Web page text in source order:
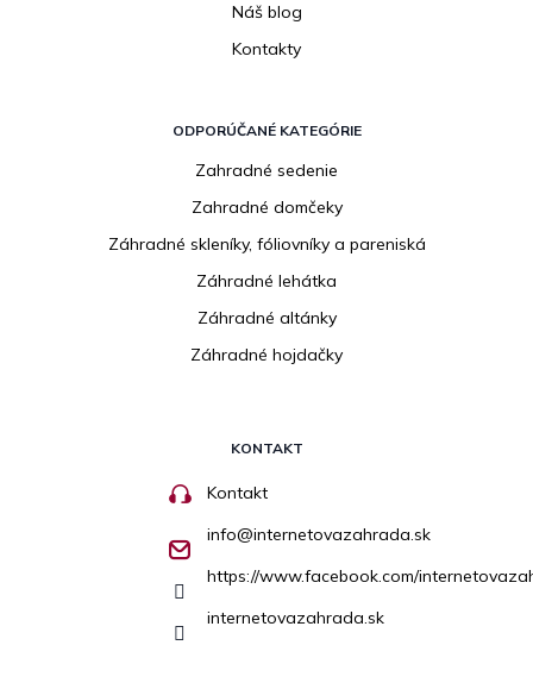
Náš blog
Kontakty
ODPORÚČANÉ KATEGÓRIE
Zahradné sedenie
Zahradné domčeky
Záhradné skleníky, fóliovníky a pareniská
Záhradné lehátka
Záhradné altánky
Záhradné hojdačky
KONTAKT
Kontakt
info@internetovazahrada.sk
https://www.facebook.com/
internetovazahrada.sk